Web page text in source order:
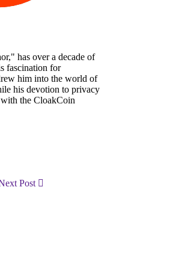
has over a decade of
fascination for
him into the world of
his devotion to privacy
the CloakCoin
Post